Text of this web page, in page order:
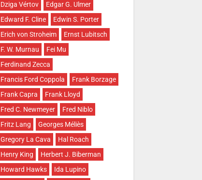
Dziga Vértov
Edgar G. Ulmer
Edward F. Cline
Edwin S. Porter
Erich von Stroheim
Ernst Lubitsch
F. W. Murnau
Fei Mu
Ferdinand Zecca
Francis Ford Coppola
Frank Borzage
Frank Capra
Frank Lloyd
Fred C. Newmeyer
Fred Niblo
Fritz Lang
Georges Méliès
Gregory La Cava
Hal Roach
Henry King
Herbert J. Biberman
Howard Hawks
Ida Lupino